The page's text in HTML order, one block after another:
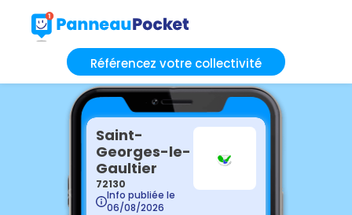
Référencez votre collectivité
Saint-
Georges-le-
Gaultier
72130
Info publiée le
06/08/2026